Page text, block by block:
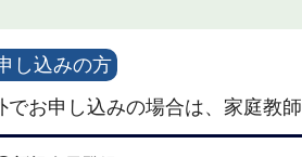
し込みの方
お申し込みの場合は、家庭教師